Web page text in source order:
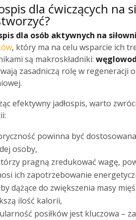
dla ćwiczących na
dla osób aktywnych na siłowni
, który ma na celu wsparcie ich
są makroskładniki:
zasadniczą rolę w regeneracji
efektywny jadłospis, warto
powinna być
osoby,
pragną zredukować wagę,
ich zapotrzebowanie
dążące do zwiększenia masy
ilość kalorii,
posiłków jest kluczowa –